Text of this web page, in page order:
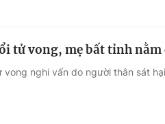
tử vong, mẹ bất tỉnh
vong nghi vấn do người thân sát